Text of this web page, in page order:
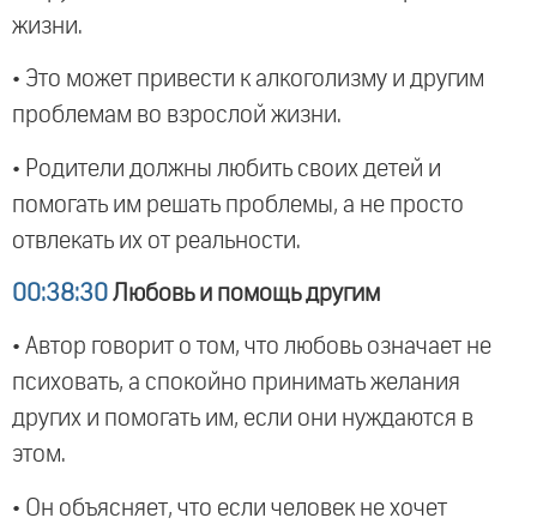
жизни.
• Это может привести к алкоголизму и другим
проблемам во взрослой жизни.
• Родители должны любить своих детей и
помогать им решать проблемы, а не просто
отвлекать их от реальности.
00:38:30 Любовь и помощь другим
• Автор говорит о том, что любовь означает не
психовать, а спокойно принимать желания
других и помогать им, если они нуждаются в
этом.
• Он объясняет, что если человек не хочет